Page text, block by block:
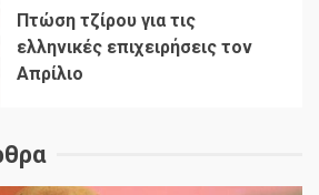
Πτώση τζίρου για τις
ελληνικές επιχειρήσεις τον
Απρίλιο